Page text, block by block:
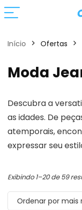
Início Ofertas
Moda
Descubra a
as idades. De
atemporais,
expressar seu
Exibindo 1–20 de 59
Ordenar por mais